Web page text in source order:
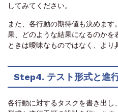
してみてください。
また、各行動の期待値も決めま
果、どのような結果になるのかを
ときは曖昧なものではなく、より
Step4. テスト形式と進
各行動に対するタスクを書き出し